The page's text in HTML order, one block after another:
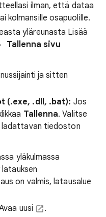
ilman, että dataa
kolmansille osapuolille.
yläreunasta Lisää
Tallenna sivu
ja sitten
(.exe, .dll, .bat): Jos
Tallenna. Valitse
ladattavan tiedoston
yläkulmassa
on valmis, latausalue
uusi
.